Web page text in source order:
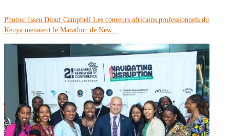
Photos: Isseu Diouf Campbell Les coureurs africains professionnels du
Kenya menaient le Marathon de New...